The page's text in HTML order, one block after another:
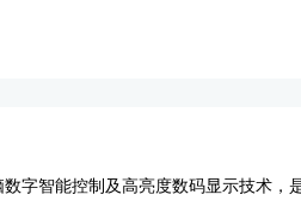
智能控制及高亮度数码显示技术，